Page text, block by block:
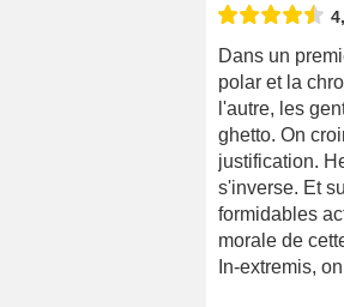
Dans un
polar et la
l'autre, les
ghetto. On
justification.
s'inverse. Et
formidables
morale de
In-extremis,